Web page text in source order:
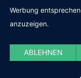
Werbung
anzuzeigen.
ABLEHNEN